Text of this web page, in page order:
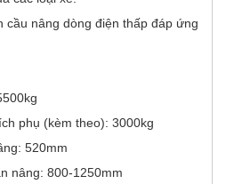
cầu nâng dòng điện thấp đáp ứng
phụ (kèm theo): 3000kg
520mm
nâng: 800-1250mm